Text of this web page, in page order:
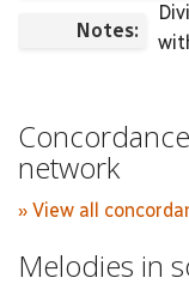
Notes:
network
» View all
Melodies in